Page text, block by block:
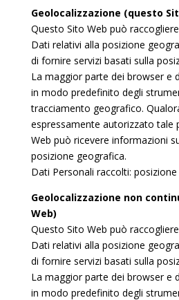
Geolocalizzazione (questo
Questo Sito Web può
Dati relativi alla posizione
di fornire servizi basati sulla
La maggior parte dei browser e
in modo predefinito degli
tracciamento geografico.
espressamente autorizzato tale
Web può ricevere informazioni
posizione geografica.
Dati Personali raccolti:
Geolocalizzazione non
Web)
Questo Sito Web può
Dati relativi alla posizione
di fornire servizi basati sulla
La maggior parte dei browser e
in modo predefinito degli